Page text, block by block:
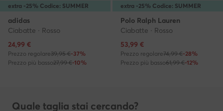
extra -25% Codice: SUMMER
adidas
Ciabatte · Rosso
Prezzo attuale
24,99 €
Prezzo regolare39,95 €-37%
Prezzo più basso27,99 €-10%
extra -25% Codice: SUMMER
Polo Ralph Lauren
Ciabatte · Rosso
Prezzo attuale
53,99 €
Prezzo regolare74,99 €-28%
Prezzo più basso61,99 €-12%
Quale taglia stai cercando?